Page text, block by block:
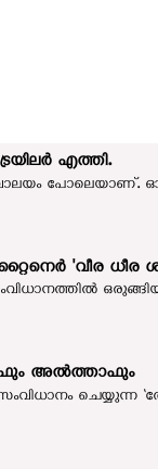
എത്തി.
പോലെയാണ്.
'വീര ധീര
ഒരുങ്ങിയ
ഷറഫും അൽത്താഫും
ചെയ്യുന്ന